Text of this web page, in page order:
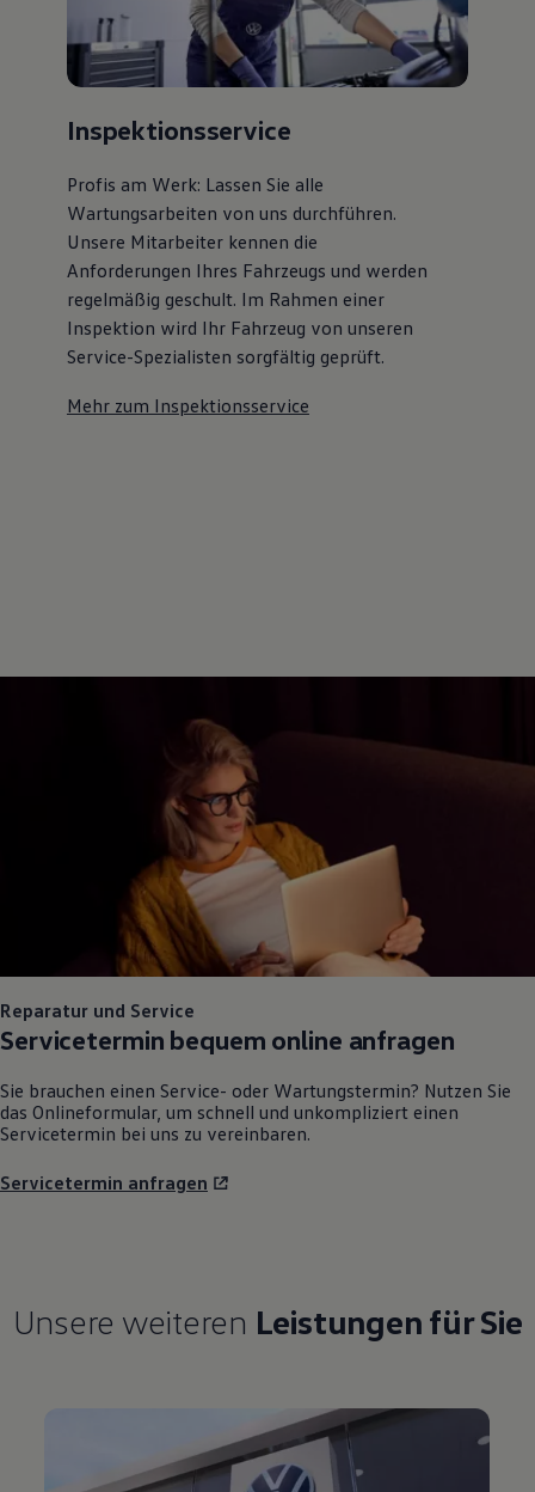
Inspektionsservice
Profis am Werk: Lassen Sie alle
Wartungsarbeiten von uns durchführen.
Unsere Mitarbeiter kennen die
Anforderungen Ihres Fahrzeugs und werden
regelmäßig geschult. Im Rahmen einer
Inspektion wird Ihr Fahrzeug von unseren
Service-Spezialisten sorgfältig geprüft.
Mehr zum Inspektionsservice
Reparatur und Service
Servicetermin bequem online anfragen
Sie brauchen einen Service- oder Wartungstermin? Nutzen Sie
das Onlineformular, um schnell und unkompliziert einen
Servicetermin bei uns zu vereinbaren.
Servicetermin anfragen
Unsere weiteren Leistungen für Sie